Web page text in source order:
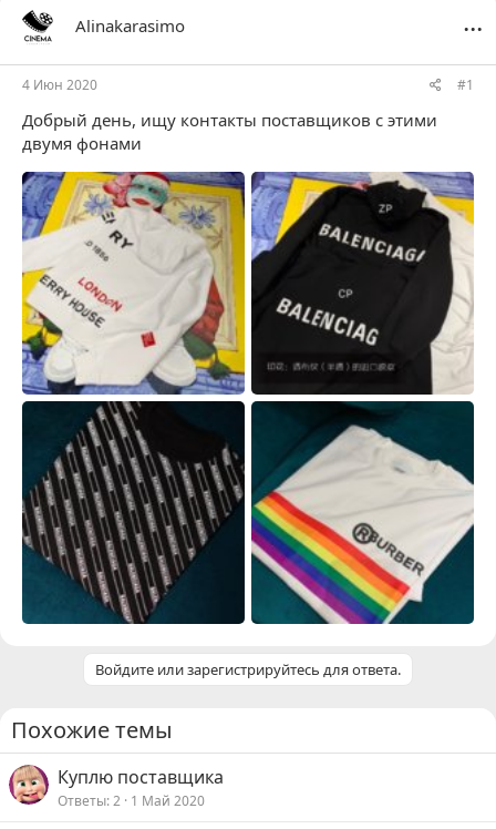
Alinakarasimo ...
4 Июн 2020 #1
Добрый день, ищу контакты поставщиков с этими
двумя фонами
Войдите или зарегистрируйтесь для ответа.
Похожие темы
Куплю поставщика
Ответы 2 1 Май 2020